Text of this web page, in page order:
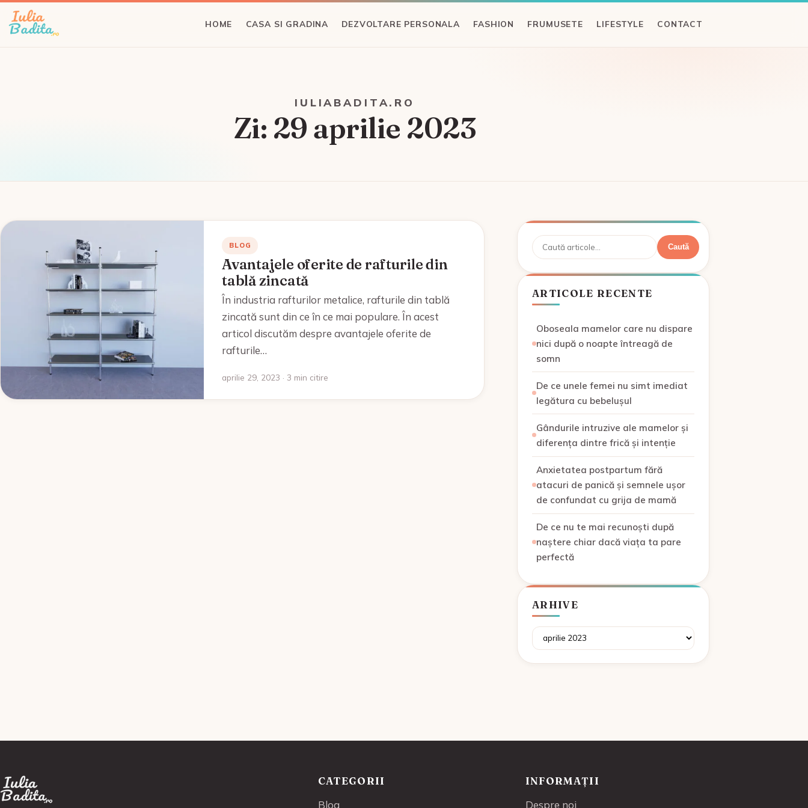
HOME CASA SI GRADINA DEZVOLTARE PERSONALA FASHION FRUMUSETE LIFESTYLE CONTACT
IULIABADITA.RO
Zi: 29 aprilie 2023
BLOG
Avantajele oferite de rafturile din
tablă zincată
În industria rafturilor metalice, rafturile din tablă
zincată sunt din ce în ce mai populare. În acest
articol discutăm despre avantajele oferite de
rafturile…
aprilie 29, 2023 · 3 min citire
Caută Caută
ARTICOLE RECENTE
Oboseala mamelor care nu dispare
nici după o noapte întreagă de
somn
De ce unele femei nu simt imediat
legătura cu bebelușul
Gândurile intruzive ale mamelor și
diferența dintre frică și intenție
Anxietatea postpartum fără
atacuri de panică și semnele ușor
de confundat cu grija de mamă
De ce nu te mai recunoști după
naștere chiar dacă viața ta pare
perfectă
ARHIVE
Arhive
CATEGORII
Blog
INFORMAȚII
Despre noi